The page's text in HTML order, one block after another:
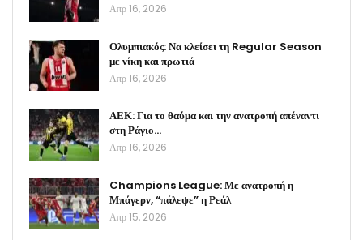
Απρ 16, 2026
Ολυμπιακός: Να κλείσει τη Regular Season
με νίκη και πρωτιά
Απρ 16, 2026
ΑΕΚ: Για το θαύμα και την ανατροπή απέναντι
στη Ράγιο…
Απρ 16, 2026
Champions League: Με ανατροπή η
Μπάγερν, “πάλεψε” η Ρεάλ
Απρ 15, 2026